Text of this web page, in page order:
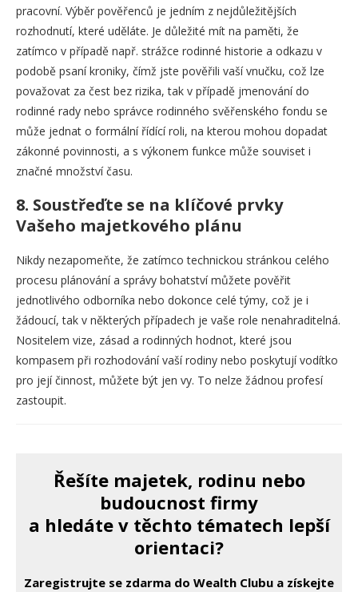
pracovní. Výběr pověřenců je jedním z nejdůležitějších
rozhodnutí, které uděláte. Je důležité mít na paměti, že
zatímco v případě např. strážce rodinné historie a odkazu v
podobě psaní kroniky, čímž jste pověřili vaší vnučku, což lze
považovat za čest bez rizika, tak v případě jmenování do
rodinné rady nebo správce rodinného svěřenského fondu se
může jednat o formální řídící roli, na kterou mohou dopadat
zákonné povinnosti, a s výkonem funkce může souviset i
značné množství času.
8. Soustřeďte se na klíčové prvky
Vašeho majetkového plánu
Nikdy nezapomeňte, že zatímco technickou stránkou celého
procesu plánování a správy bohatství můžete pověřit
jednotlivého odborníka nebo dokonce celé týmy, což je i
žádoucí, tak v některých případech je vaše role nenahraditelná.
Nositelem vize, zásad a rodinných hodnot, které jsou
kompasem při rozhodování vaší rodiny nebo poskytují vodítko
pro její činnost, můžete být jen vy. To nelze žádnou profesí
zastoupit.
Řešíte majetek, rodinu nebo
budoucnost firmy
a hledáte v těchto tématech lepší
orientaci?
Zaregistrujte se zdarma do Wealth Clubu a získejte